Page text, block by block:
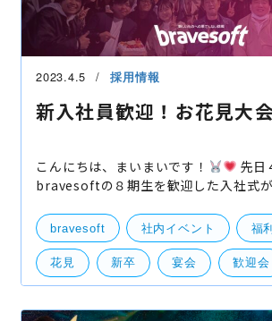
2023.4.5 採用情報
新入社員歓迎！お花見大
こんにちは、まいまいです！
bravesoftの８期生を歓迎した入社式
するも雨で中止となってしまった花見
実施しまし
bravesoft 社内イベント 福
花見 新卒 宴会 歓迎会